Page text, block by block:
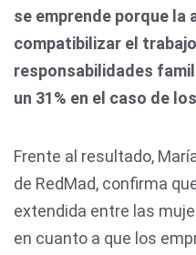
se emprende porque la
compatibilizar el
responsabilidades
un 31% en el caso de
Frente al resultado,
de RedMad, confirma
extendida entre las
en cuanto a que los